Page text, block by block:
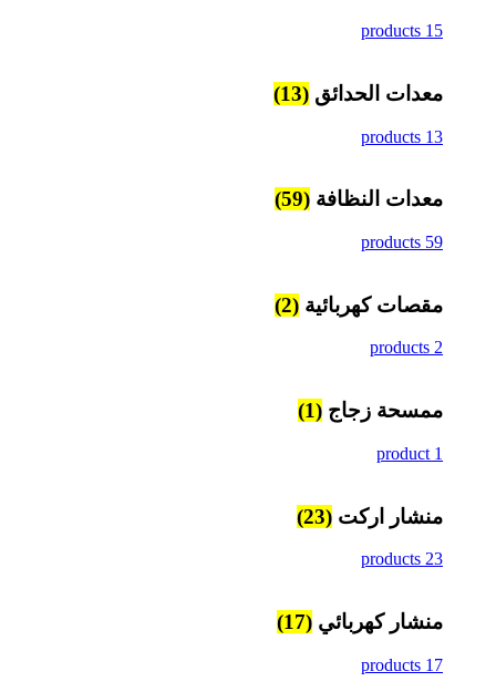
15 products
معدات الحدائق (13)
13 products
معدات النظافة (59)
59 products
مقصات كهربائية (2)
2 products
ممسحة زجاج (1)
1 product
منشار اركت (23)
23 products
منشار كهربائي (17)
17 products